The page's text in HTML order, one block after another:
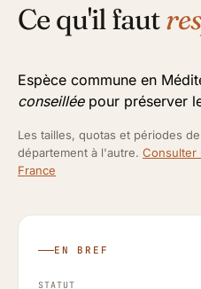
Ce qu'il faut
Espèce commune en
conseilléepour préserver
Les tailles, quotas et périodes
département à l'autre. Consulter
France
EN BREF
STATUT